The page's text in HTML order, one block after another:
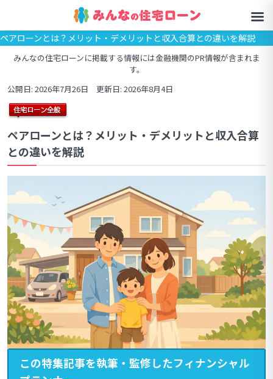
ペアローンとは？メリット・デメリットと収入合算との違いを解説
みんなの住宅ローンに掲載する情報には金融機関のPR情報が含まれま
す。
公開日: 2026年7月26日 更新日: 2026年8月4日
ペアローンとは？メリット・デメリットと収入合算
との違いを解説
この特集記事を執筆・監修したフィナンシャル